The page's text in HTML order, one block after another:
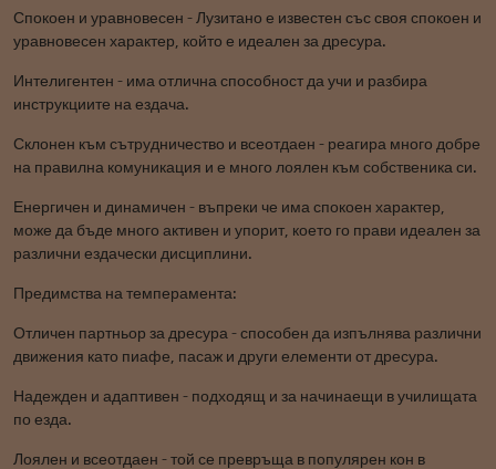
Спокоен и уравновесен - Лузитано е известен със своя спокоен и
уравновесен характер, който е идеален за дресура.
Интелигентен - има отлична способност да учи и разбира
инструкциите на ездача.
Склонен към сътрудничество и всеотдаен - реагира много добре
на правилна комуникация и е много лоялен към собственика си.
Енергичен и динамичен - въпреки че има спокоен характер,
може да бъде много активен и упорит, което го прави идеален за
различни ездачески дисциплини.
Предимства на темперамента:
Отличен партньор за дресура - способен да изпълнява различни
движения като пиафе, пасаж и други елементи от дресура.
Надежден и адаптивен - подходящ и за начинаещи в училищата
по езда.
Лоялен и всеотдаен - той се превръща в популярен кон в